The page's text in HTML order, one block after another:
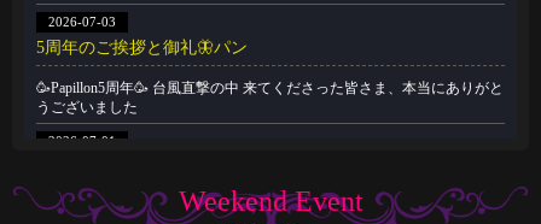
2026-07-03
5周年のご挨拶と御礼🦋パン
🥳Papillon5周年🥳 台風直撃の中 来てくださった皆さま、本当にありがと
うございました
2026-07-01
🦋🉐女性様特典🉐🦋 🤩6月の抽選結果🤩 1等 11822 2等 7274 3等
Weekend Event